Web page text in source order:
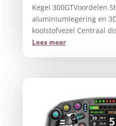
Kegel 300GTVoordelen
aluminiumlegering en
koolstofvezel Centraal
Lees meer